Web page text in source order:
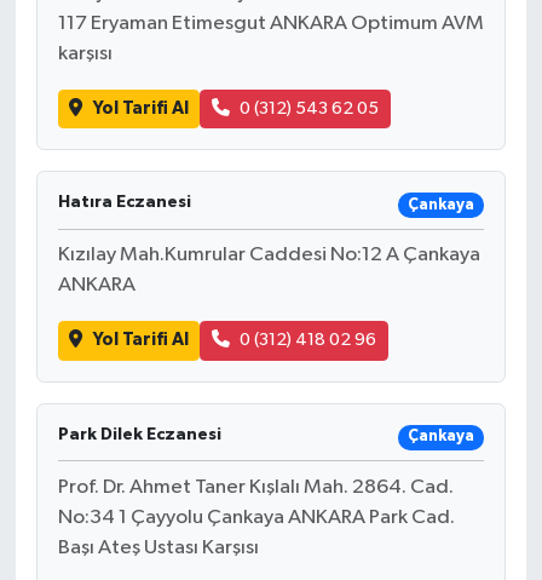
117 Eryaman Etimesgut ANKARA Optimum AVM
karşısı
Yol Tarifi Al 0 (312) 543 62 05
Hatıra Eczanesi Çankaya
Kızılay Mah.Kumrular Caddesi No:12 A Çankaya
ANKARA
Yol Tarifi Al 0 (312) 418 02 96
Park Dilek Eczanesi Çankaya
Prof. Dr. Ahmet Taner Kışlalı Mah. 2864. Cad.
No:34 1 Çayyolu Çankaya ANKARA Park Cad.
Başı Ateş Ustası Karşısı